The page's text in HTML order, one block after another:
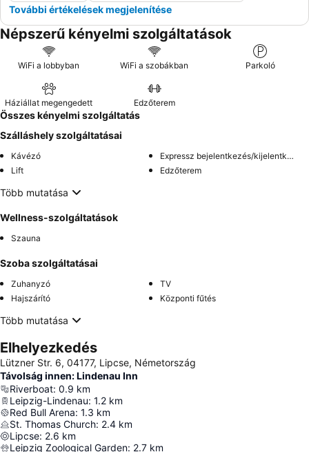
További értékelések megjelenítése
Népszerű kényelmi szolgáltatások
WiFi a lobbyban WiFi a szobákban Parkoló
Háziállat megengedett Edzőterem
Összes kényelmi szolgáltatás
Szálláshely szolgáltatásai
Kávézó
Expressz bejelentkezés/kijelentkezés
Lift
Edzőterem
Több mutatása
Wellness-szolgáltatások
Szauna
Szoba szolgáltatásai
Zuhanyzó
TV
Hajszárító
Központi fűtés
Több mutatása
Elhelyezkedés
Lützner Str. 6, 04177, Lipcse, Németország
Távolság innen: Lindenau Inn
Riverboat: 0.9 km
Leipzig-Lindenau: 1.2 km
Red Bull Arena: 1.3 km
St. Thomas Church: 2.4 km
Lipcse: 2.6 km
Leipzig Zoological Garden: 2.7 km